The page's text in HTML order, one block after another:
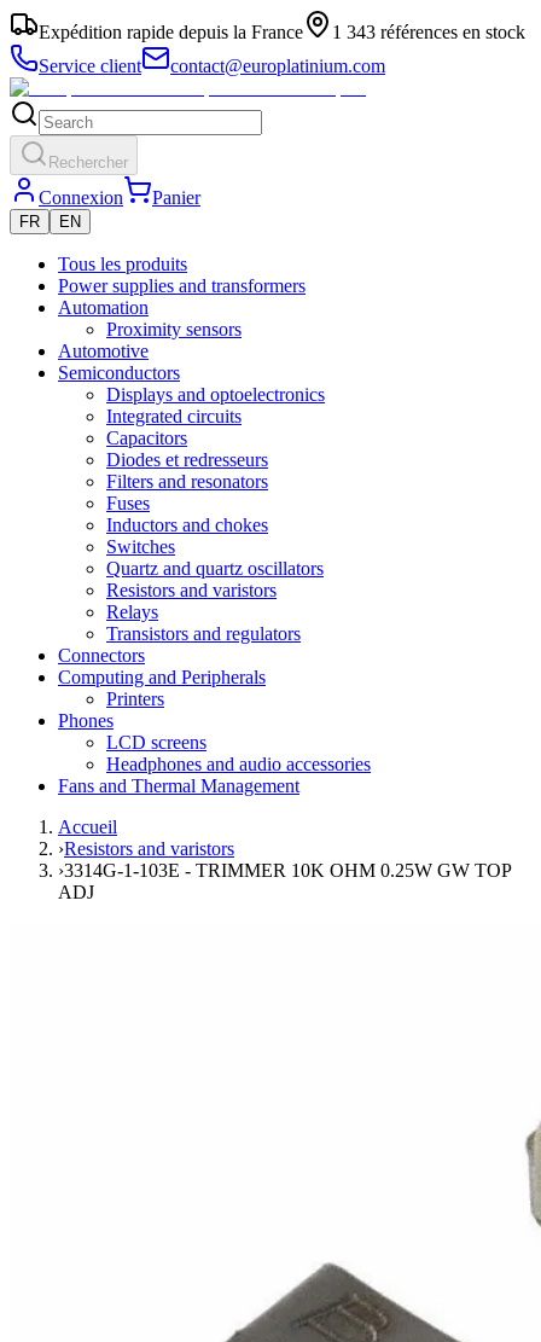
Expédition rapide depuis la France
1 343 références en stock
Service client
contact@europlatinium.com
Rechercher
Connexion Panier
FR EN
Tous les produits
Power supplies and transformers
Automation
Proximity sensors
Automotive
Semiconductors
Displays and optoelectronics
Integrated circuits
Capacitors
Diodes et redresseurs
Filters and resonators
Fuses
Inductors and chokes
Switches
Quartz and quartz oscillators
Resistors and varistors
Relays
Transistors and regulators
Connectors
Computing and Peripherals
Printers
Phones
LCD screens
Headphones and audio accessories
Fans and Thermal Management
Accueil
›Resistors and varistors
›3314G-1-103E - TRIMMER 10K OHM 0.25W GW TOP
ADJ